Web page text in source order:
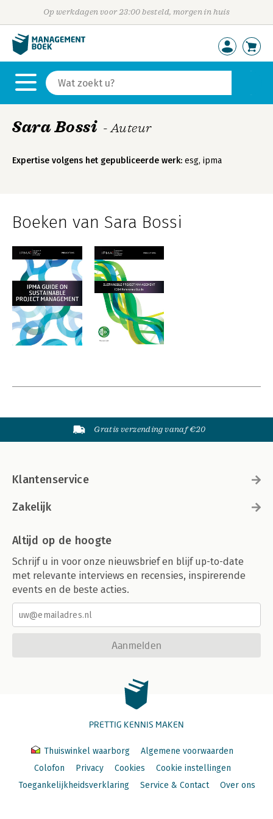
Op werkdagen voor 23:00 besteld, morgen in huis
Sara Bossi - Auteur
Expertise volgens het gepubliceerde werk: esg, ipma
Boeken van Sara Bossi
Gratis verzending vanaf €20
Klantenservice
Zakelijk
Altijd op de hoogte
Schrijf u in voor onze nieuwsbrief en blijf up-to-date
met relevante interviews en recensies, inspirerende
events en de beste acties.
Aanmelden
PRETTIG KENNIS MAKEN
Thuiswinkel waarborg
Algemene voorwaarden
Colofon
Privacy Cookies
Cookie instellingen
Toegankelijkheidsverklaring
Service & Contact Over ons